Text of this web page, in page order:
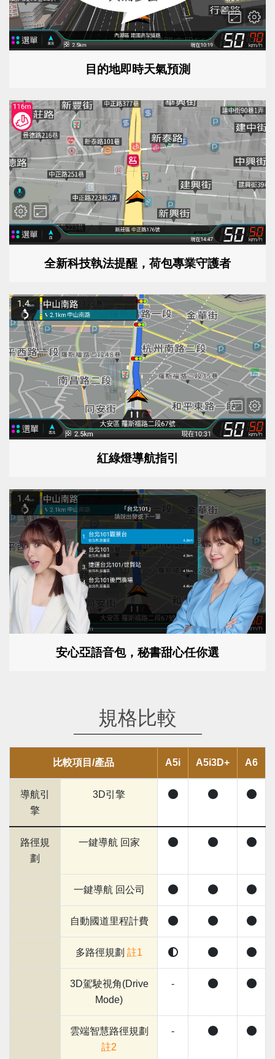
目的地即時天氣預測
全新科技執法提醒，荷包專業守護者
紅綠燈導航指引
安心亞語音包，秘書甜心任你選
規格比較
比較項目/產品 A5i A5i3D+ A6
導航引
擎
3D引擎
路徑規
劃
一鍵導航 回家
一鍵導航 回公司
自動國道里程計費
多路徑規劃 註1
3D駕駛視角(Drive
Mode)
-
雲端智慧路徑規劃
註2
-